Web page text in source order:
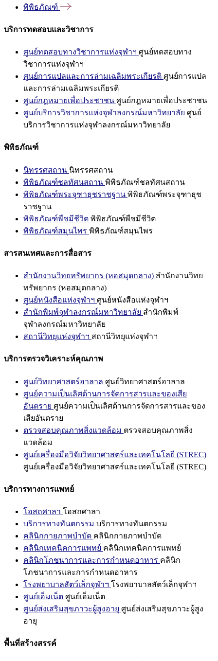
พิพิธภัณฑ์
บริการทดสอบและวิชาการ
ศูนย์ทดสอบทางวิชาการแห่งจุฬาฯ ศูนย์ทดสอบทาง
วิชาการแห่งจุฬาฯ
ศูนย์การแปลและการล่ามเฉลิมพระเกียรติ ศูนย์การแปล
และการล่ามเฉลิมพระเกียรติ
ศูนย์กฎหมายเพื่อประชาชน ศูนย์กฎหมายเพื่อประชาชน
ศูนย์บริการวิชาการแห่งจุฬาลงกรณ์มหาวิทยาลัย ศูนย์
บริการวิชาการแห่งจุฬาลงกรณ์มหาวิทยาลัย
พิพิธภัณฑ์
นิทรรศสถาน นิทรรศสถาน
พิพิธภัณฑ์ชลทัศนสถาน พิพิธภัณฑ์ชลทัศนสถาน
พิพิธภัณฑ์พระจุฑาธุชราชฐาน พิพิธภัณฑ์พระจุฑาธุช
ราชฐาน
พิพิธภัณฑ์พืชมีชีวิต พิพิธภัณฑ์พืชมีชีวิต
พิพิธภัณฑ์สมุนไพร พิพิธภัณฑ์สมุนไพร
สารสนเทศและการสื่อสาร
สำนักงานวิทยทรัพยากร (หอสมุดกลาง) สำนักงานวิทย
ทรัพยากร (หอสมุดกลาง)
ศูนย์หนังสือแห่งจุฬาฯ ศูนย์หนังสือแห่งจุฬาฯ
สำนักพิมพ์จุฬาลงกรณ์มหาวิทยาลัย สำนักพิมพ์
จุฬาลงกรณ์มหาวิทยาลัย
สถานีวิทยุแห่งจุฬาฯ สถานีวิทยุแห่งจุฬาฯ
บริการตรวจวิเคราะห์คุณภาพ
ศูนย์วิทยาศาสตร์ฮาลาล ศูนย์วิทยาศาสตร์ฮาลาล
ศูนย์ความเป็นเลิศด้านการจัดการสารและของเสีย
อันตราย ศูนย์ความเป็นเลิศด้านการจัดการสารและของ
เสียอันตราย
ตรวจสอบคุณภาพสิ่งแวดล้อม ตรวจสอบคุณภาพสิ่ง
แวดล้อม
ศูนย์เครื่องมือวิจัยวิทยาศาสตร์และเทคโนโลยี (STREC)
ศูนย์เครื่องมือวิจัยวิทยาศาสตร์และเทคโนโลยี (STREC)
บริการทางการแพทย์
โอสถศาลา โอสถศาลา
บริการทางทันตกรรม บริการทางทันตกรรม
คลินิกกายภาพบำบัด คลินิกกายภาพบำบัด
คลินิกเทคนิคการแพทย์ คลินิกเทคนิคการแพทย์
คลินิกโภชนาการและการกำหนดอาหาร คลินิก
โภชนาการและการกำหนดอาหาร
โรงพยาบาลสัตว์เล็กจุฬาฯ โรงพยาบาลสัตว์เล็กจุฬาฯ
ศูนย์เอ็มเน็ต ศูนย์เอ็มเน็ต
ศูนย์ส่งเสริมสุขภาวะผู้สูงอายุ ศูนย์ส่งเสริมสุขภาวะผู้สูง
อายุ
พื้นที่สร้างสรรค์